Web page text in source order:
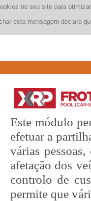
no seu site para
esta mensagem declara
Este módulo
efetuar a
várias
afetação dos
controlo de
permite que